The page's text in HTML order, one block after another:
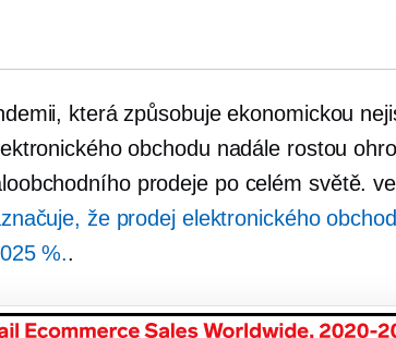
která způsobuje ekonomickou
obchodu nadále rostou
prodeje po celém světě.
že prodej elektronického
%..